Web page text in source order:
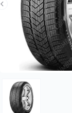
Previous Slide